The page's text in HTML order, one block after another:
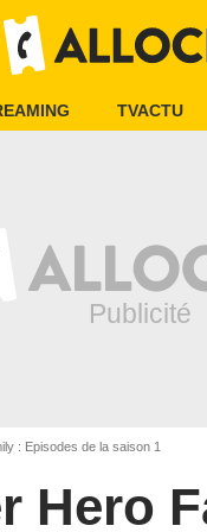
TVACTU
: Episodes de la saison 1
Hero